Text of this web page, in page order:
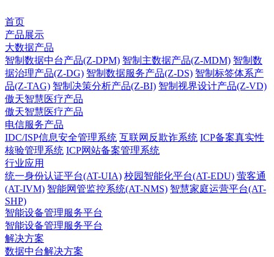
首页
产品展示
大数据产品
智制数据中台产品(Z-DPM) 智制主数据产品(Z-MDM) 智制数
据治理产品(Z-DG) 智制数据服务产品(Z-DS) 智制标签体系产
品(Z-TAG) 智制决策分析产品(Z-BI) 智制视界设计产品(Z-VD)
傲天智慧医疗产品
傲天智慧医疗产品
电信服务产品
IDC/ISP信息安全管理系统 互联网反欺诈系统 ICP备案真实性
核验管理系统 ICP网站备案管理系统
行业应用
统一身份认证平台(AT-UIA) 校园智能化平台(AT-EDU) 萤客通
(AT-IVM) 智能网管监控系统(AT-NMS) 智慧家庭运营平台(AT-
SHP)
智能设备管理服务平台
智能设备管理服务平台
解决方案
数据中台解决方案